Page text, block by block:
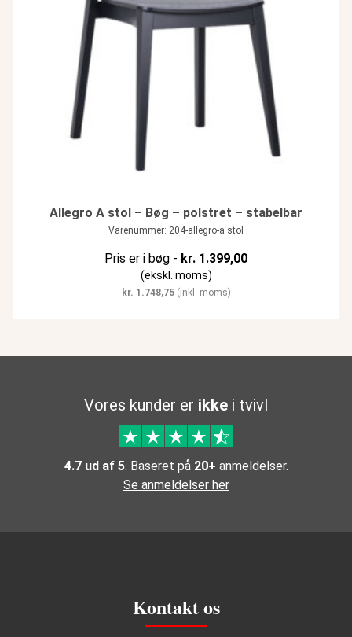
Allegro A stol – Bøg – polstret – stabelbar
Varenummer: 204-allegro-a stol
Pris er i bøg - kr. 1.399,00
(ekskl. moms)
kr. 1.748,75(inkl. moms)
Vores kunder er ikke i tvivl
4.7 ud af 5. Baseret på 20+ anmeldelser.
Se anmeldelser her
Kontakt os